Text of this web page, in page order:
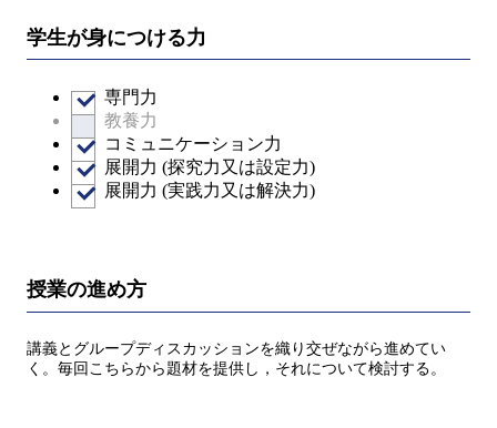
学生が身につける力
専門力
教養力
コミュニケーション力
展開力 (探究力又は設定力)
展開力 (実践力又は解決力)
授業の進め方
講義とグループディスカッションを織り交ぜながら進めてい
く。毎回こちらから題材を提供し，それについて検討する。